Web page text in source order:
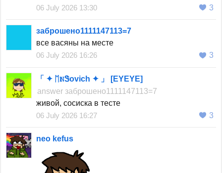
06 July 2026 13:30
3
заброшено1111147113=7
все васяны на месте
06 July 2026 16:26
3
「 ✦ ᛖℕᏕovich ✦ 」 [EYEYE]
answer заброшено1111147113=7
живой, сосиска в тесте
06 July 2026 16:27
3
neo kefus